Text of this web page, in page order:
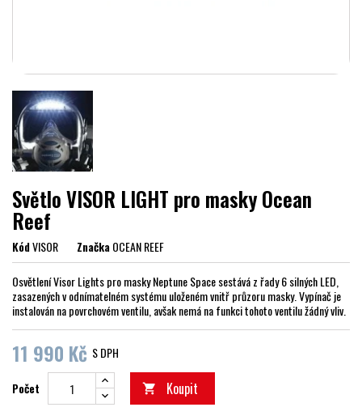
Světlo VISOR LIGHT pro masky Ocean
Reef
KódVISOR ZnačkaOCEAN REEF
Osvětlení Visor Lights pro masky Neptune Space sestává z řady 6 silných LED,
zasazených v odnímatelném systému uloženém vnitř průzoru masky. Vypínač je
instalován na povrchovém ventilu, avšak nemá na funkci tohoto ventilu žádný vliv.
11 990 Kč S DPH
Počet  Koupit